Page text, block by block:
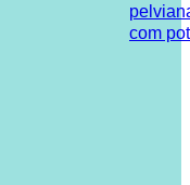
com